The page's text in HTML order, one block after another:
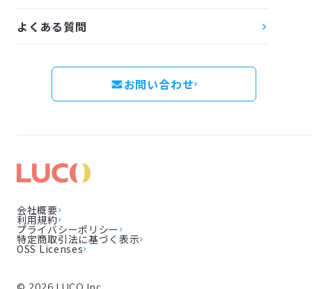
よくある質問
お問い合わせ
会社概要
利用規約
プライバシーポリシー
特定商取引法に基づく表示
OSS Licenses